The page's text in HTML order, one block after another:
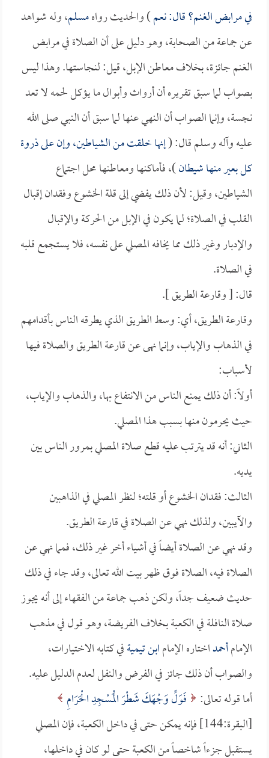
في مرابض الغنم؟ قال: نعم) والحديث رواهمسلم، وله شواهد
عن جماعة من الصحابة، وهو دليل على أن الصلاة في مرابض
الغنم جائزة، بخلاف معاطن الإبل، قيل: لنجاستها. وهذا ليس
بصواب لما سبق تقريره أن أرواث وأبوال ما يؤكل لحمه لا تعد
نجسة، وإنما الصواب أن النهي عنها لما سبق أن النبي صلى الله
عليه وآله وسلم قال: (إنها خلقت من الشياطين، وإن على ذروة
كل بعير منها شيطان)، فأماكنها ومعاطنها محل اجتماع
الشياطين، وقيل: لأن ذلك يفضي إلى قلة الخشوع وفقدان إقبال
القلب في الصلاة؛ لما يكون في الإبل من الحركة والإقبال
والإدبار وغير ذلك مما يخافه المصلي على نفسه، فلا يستجمع قلبه
في الصلاة.
قال: [ وقارعة الطريق ].
وقارعة الطريق، أي: وسط الطريق الذي يطرقه الناس بأقدامهم
في الذهاب والإياب، وإنما نهى عن قارعة الطريق والصلاة فيها
لأسباب:
أولاً: أن ذلك يمنع الناس من الانتفاع بها، والذهاب والإياب،
حيث يحرمون منها بسبب هذا المصلي.
الثاني: أنه قد يترتب عليه قطع صلاة المصلي بمرور الناس بين
يديه.
الثالث: فقدان الخشوع أو قلته؛ لنظر المصلي في الذاهبين
والآيبين، ولذلك نهي عن الصلاة في قارعة الطريق.
وقد نهي عن الصلاة أيضاً في أشياء أخر غير ذلك، فمما نهي عن
الصلاة فيه، الصلاة فوق ظهر بيت الله تعالى، وقد جاء في ذلك
حديث ضعيف جداً، ولكن ذهب جماعة من الفقهاء إلى أنه يجوز
صلاة النافلة في الكعبة بخلاف الفريضة، وهو قول في مذهب
الإمامأحمداختاره الإمامابن تيميةفي كتابه الاختيارات،
والصواب أن ذلك جائز في الفرض والنفل لعدم الدليل عليه.
أما قوله تعالى:
فَوَلِّ وَجْهَكَ شَطْرَ الْمَسْجِدِ الْحَرَامِ
[البقرة:144] فإنه يمكن حتى في داخل الكعبة، فإن المصلي
يستقبل جزءاً شاخصاً من الكعبة حتى لو كان في داخلها،